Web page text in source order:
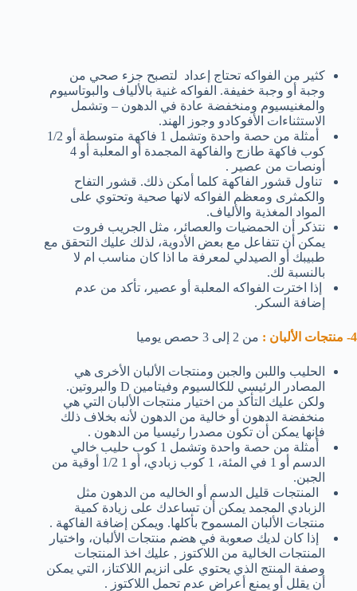
كثير من الفواكه تحتاج إعداد لتصبح جزء صحي من
وجبة أو وجبة خفيفة. الفواكه غنية بالألياف والبوتاسيوم
والمغنيسيوم ومنخفضة عادة في الدهون – وتشمل
الاستثناءات الأفوكادو وجوز الهند.
أمثلة من حصة واحدة وتشمل 1 فاكهة متوسطة أو 1/2
كوب فاكهة طازج والفاكهة المجمدة أو المعلبة أو 4
أونصات من عصير .
تناول قشور الفاكهة كلما أمكن ذلك. قشور التفاح
والكمثرى ومعظم الفواكه لانها صحية وتحتوي على
المواد المغذية والألياف.
نتذكر أن الحمضيات والعصائر، مثل الجريب فروت
يمكن أن تتفاعل مع بعض الأدوية، لذلك عليك التحقق مع
طبيبك أو الصيدلي لمعرفة ما اذا كان مناسب ام لا
بالنسبة لك.
إذا اخترت الفواكه المعلبة أو عصير، تأكد من عدم
إضافة السكر.
4- منتجات الألبان : من 2 إلى 3 حصص يوميا
الحليب واللبن والجبن ومنتجات الألبان الأخرى هي
المصادر الرئيسي للكالسيوم وفيتامين D والبروتين.
ولكن عليك التأكد من اختيار منتجات الألبان التي هي
منخفضة الدهون أو خالية من الدهون لأنه بخلاف ذلك
فإنها يمكن أن تكون مصدرا رئيسيا من الدهون .
أمثلة من حصة واحدة وتشمل 1 كوب حليب خالي
الدسم أو 1 في المئة، 1 كوب زبادي، أو 1 1/2 أوقية من
الجبن.
المنتجات قليل الدسم أو الخاليه من الدهون مثل
الزبادي المجمد يمكن أن تساعدك على زيادة كمية
منتجات الألبان المسموح بأكلها. ويمكن إضافة الفاكهة .
إذا كان لديك صعوبة في هضم منتجات الألبان، واختيار
المنتجات الخالية من اللاكتوز , عليك اخذ المنتجات
وصفة المنتج الذي يحتوي على انزيم اللاكتاز، التي يمكن
أن يقلل أو يمنع أعراض عدم تحمل اللاكتوز .